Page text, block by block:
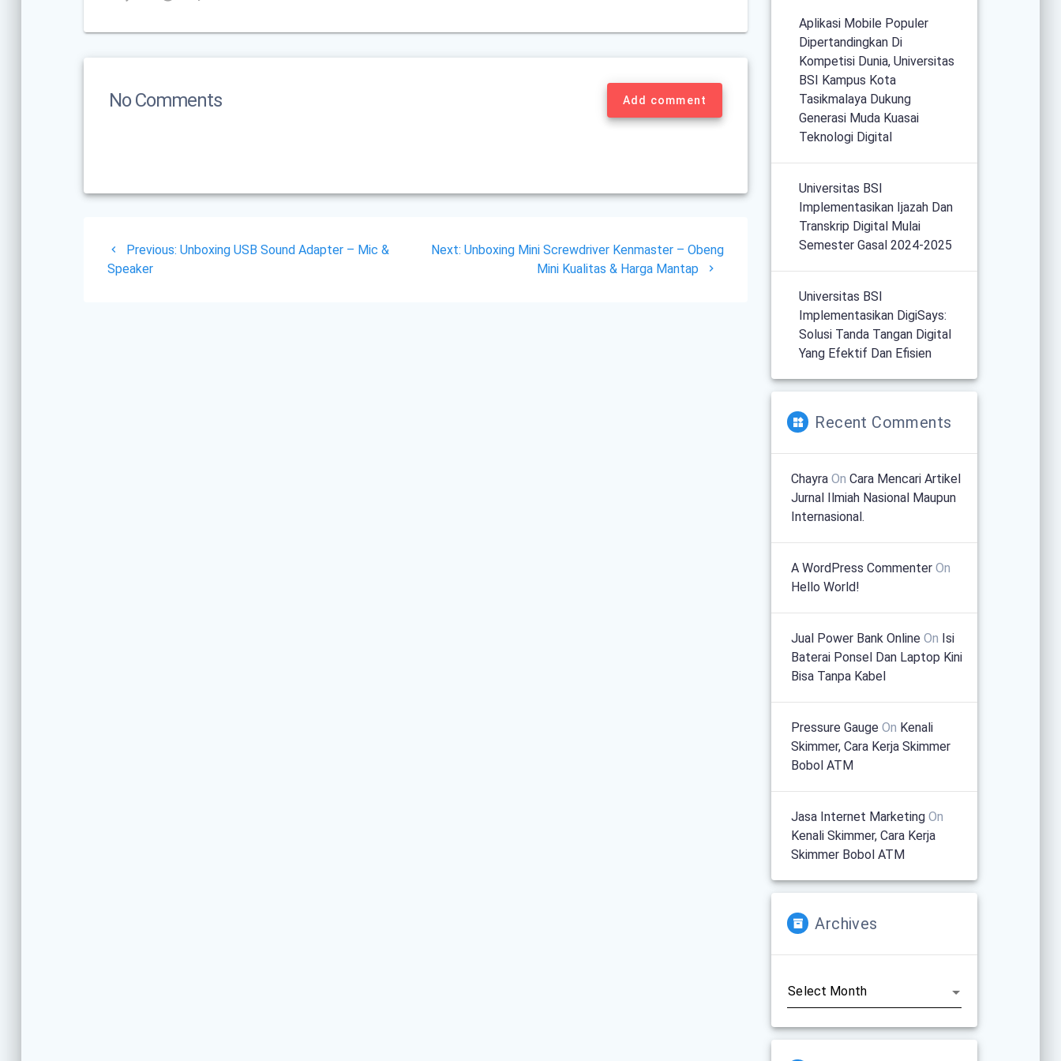
No Comments Add comment
Post
navigation
Previous: Previous
Unboxing USB Sound Adapter – Mic &
Speaker
Next: Next
Unboxing Mini Screwdriver Kenmaster – Obeng
Mini Kualitas & Harga Mantap
Aplikasi Mobile Populer
Dipertandingkan Di
Kompetisi Dunia, Universitas
BSI Kampus Kota
Tasikmalaya Dukung
Generasi Muda Kuasai
Teknologi Digital
Universitas BSI
Implementasikan Ijazah Dan
Transkrip Digital Mulai
Semester Gasal 2024-2025
Universitas BSI
Implementasikan DigiSays:
Solusi Tanda Tangan Digital
Yang Efektif Dan Efisien
Recent Comments
Chayra OnCara Mencari Artikel
Jurnal Ilmiah Nasional Maupun
Internasional.
A WordPress Commenter On
Hello World!
Jual Power Bank Online On Isi
Baterai Ponsel Dan Laptop Kini
Bisa Tanpa Kabel
Pressure Gauge On Kenali
Skimmer, Cara Kerja Skimmer
Bobol ATM
Jasa Internet Marketing On
Kenali Skimmer, Cara Kerja
Skimmer Bobol ATM
Archives